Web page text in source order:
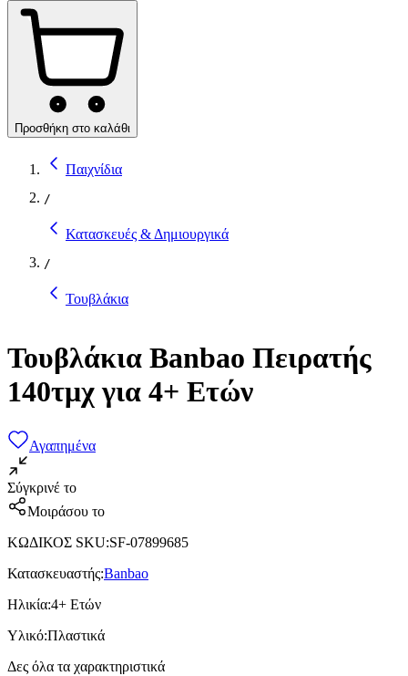
Προσθήκη στο καλάθι
Παιχνίδια
/
Κατασκευές & Δημιουργικά
/
Τουβλάκια
Τουβλάκια Banbao Πειρατής
140τμχ για 4+ Ετών
Αγαπημένα
Σύγκρινέ το
Μοιράσου το
ΚΩΔΙΚΟΣ SKU:SF-07899685
Κατασκευαστής:Banbao
Ηλικία:4+ Ετών
Υλικό:Πλαστικά
Δες όλα τα χαρακτηριστικά